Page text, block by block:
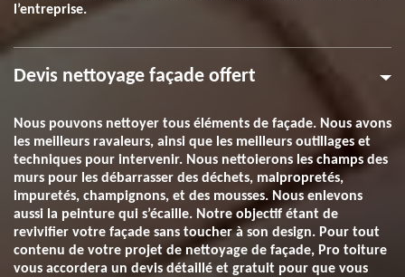
l’entreprise.
Devis nettoyage façade offert
Nous pouvons nettoyer tous éléments de façade. Nous avons
les meilleurs ravaleurs, ainsi que les meilleurs outillages et
techniques pour intervenir. Nous nettoierons les champs des
murs pour les débarrasser des déchets, malpropretés,
impuretés, champignons, et des mousses. Nous enlevons
aussi la peinture qui s’écaille. Notre objectif étant de
revivifier votre façade sans toucher à son design. Pour tout
contenu de votre projet de nettoyage de façade, Pro toiture
vous accordera un devis détaillé et gratuit pour que vous